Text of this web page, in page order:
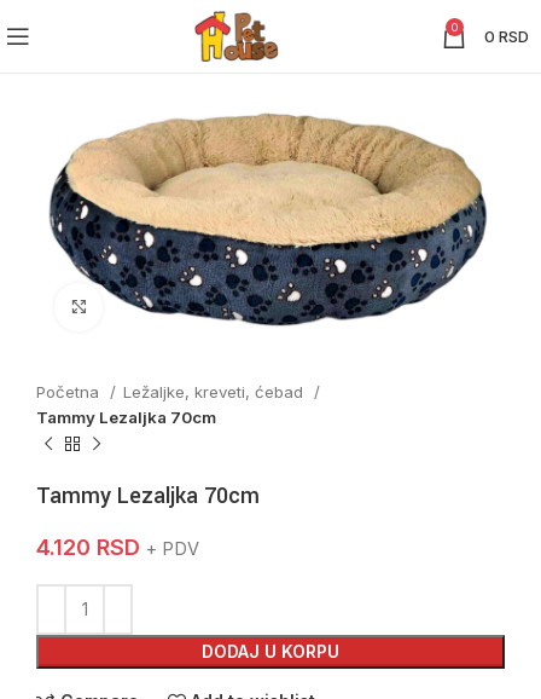
0 0 RSD
Click to enlarge
Početna
Ležaljke, kreveti, ćebad
Tammy Lezaljka 70cm
Tammy Lezaljka 70cm
4.120 RSD + PDV
DODAJ U KORPU